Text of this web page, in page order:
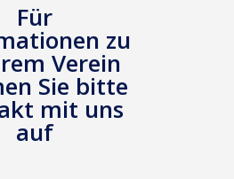
Für
zu
Verein
Sie bitte
mit uns
auf